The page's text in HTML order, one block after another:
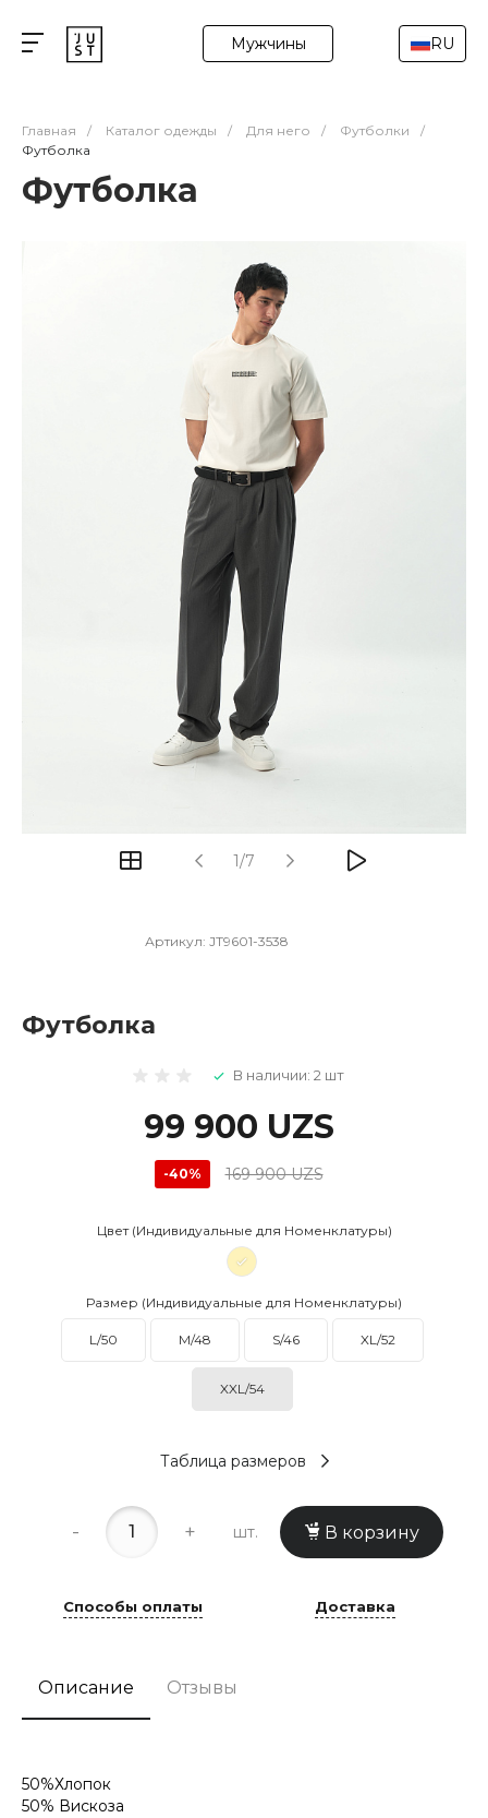
Мужчины RU
Главная / Каталог одежды / Для него / Футболки
/
Футболка
Футболка
1/7
Артикул: JT9601-3538
Футболка
В наличии: 2 шт
99 900 UZS
-40% 169 900 UZS
Цвет (Индивидуальные для Номенклатуры)
Размер (Индивидуальные для Номенклатуры)
L/50 M/48 S/46 XL/52
XXL/54
Таблица размеров
- + шт. В корзину
Способы оплаты Доставка
Описание Отзывы
50%Хлопок
50% Вискоза